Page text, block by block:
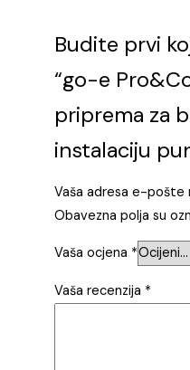
Budite prvi
“go-e
priprema za
instalaciju
Vaša adresa e-pošte
Obavezna polja su
Vaša ocjena *
Vaša recenzija *